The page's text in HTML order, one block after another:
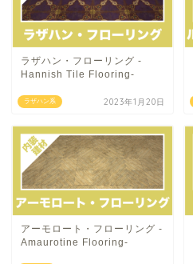
ラザハン系
ラザハン・フローリング -
Hannish Tile Flooring-
2023年1月20日
アーモロート・フローリング -
Amaurotine Flooring-